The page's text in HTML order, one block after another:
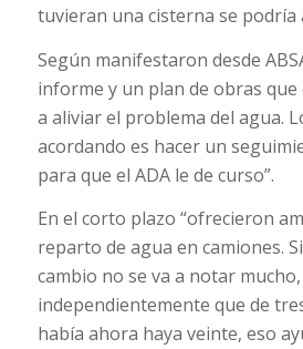
tuvieran una cisterna se podría
Según manifestaron desde
informe y un plan de obras que
a aliviar el problema del agua.
acordando es hacer un
para que el ADA le de curso”.
En el corto plazo “ofrecieron
reparto de agua en camiones.
cambio no se va a notar mucho,
independientemente que de
había ahora haya veinte, eso